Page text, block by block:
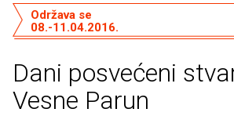
Dani posvećeni
Vesne Parun
Održava se
08.-11.04.2016.